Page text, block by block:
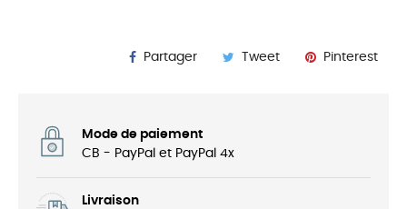
Partager Tweet Pinterest
Mode de paiement
CB - PayPal et PayPal 4x
Livraison